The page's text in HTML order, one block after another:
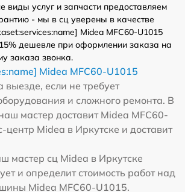
виды услуг и запчасти предоставляем
- мы в сц уверены в качестве
Midea MFC60-U1015
дешевле при оформлении заказа на
заказа звонка.
Midea MFC60-U1015
выезде, если не требует
и сложного ремонта. В
мастер доставит Midea MFC60-
центр Midea в Иркутске и доставит
мастер сц Midea в Иркутске
и определит стоимость работ над
Midea MFC60-U1015.